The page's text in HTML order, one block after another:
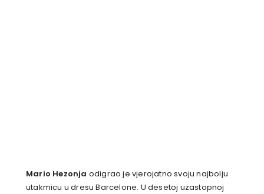
Mario Hezonja odigrao je vjerojatno svoju najbolju
utakmicu u dresu Barcelone. U desetoj uzastopnoj